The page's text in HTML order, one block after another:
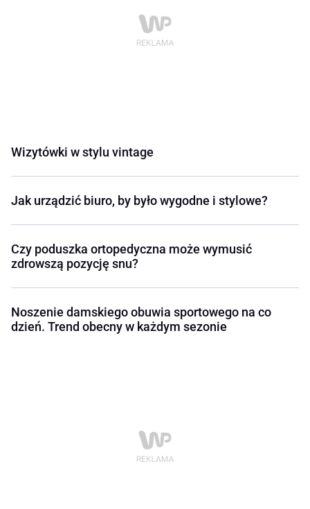
Wizytówki w stylu vintage
Jak urządzić biuro, by było wygodne i stylowe?
Czy poduszka ortopedyczna może wymusić
zdrowszą pozycję snu?
Noszenie damskiego obuwia sportowego na co
dzień. Trend obecny w każdym sezonie